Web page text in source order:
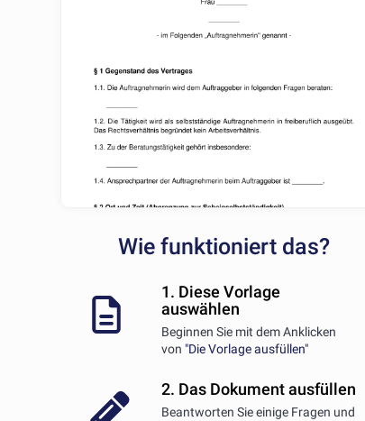
Wie funktioniert das?
1. Diese Vorlage
auswählen
Beginnen Sie mit dem Anklicken
von "Die Vorlage ausfüllen"
2. Das Dokument ausfüllen
Beantworten Sie einige Fragen und